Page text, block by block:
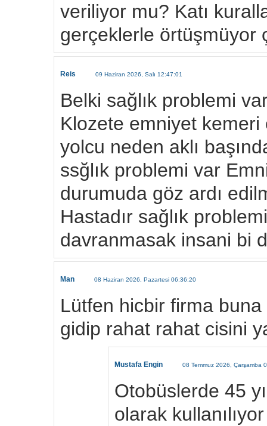
veriliyor mu? Katı
gerçeklerle örtüşmüyor
Reis 09 Haziran 2026, Salı 12:47:01
Belki sağlık problemi
Klozete emniyet kemeri
yolcu neden aklı
ssğlık problemi var
durumuda göz ardı
Hastadır sağlık
davranmasak insani bi
Man 08 Haziran 2026, Pazartesi 06:36:20
Lütfen hicbir firma
gidip rahat rahat cisini
Mustafa Engin 08 Temmuz 2026, Çarşamba
Otobüslerde 45
olarak